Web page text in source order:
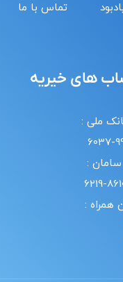
تماس با ما
های خیریه
ملی :
6037-
:
6219-
همراه :